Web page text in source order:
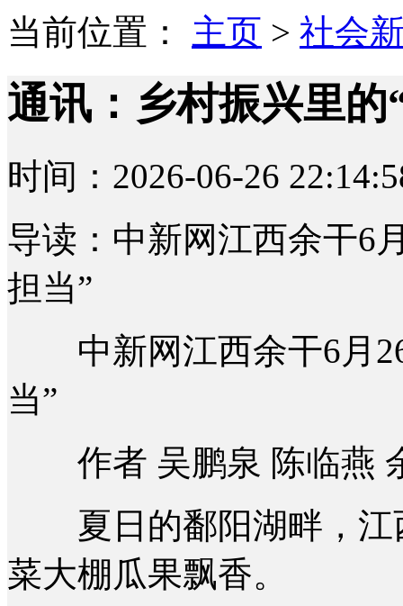
当前位置： 主页 > 社会
通讯：乡村振兴里的
时间：2026-06-26
导读：中新网江西余干6
担当”
中新网江西余干6月26
当”
作者 吴鹏泉 陈临燕
夏日的鄱阳湖畔，江
菜大棚瓜果飘香。